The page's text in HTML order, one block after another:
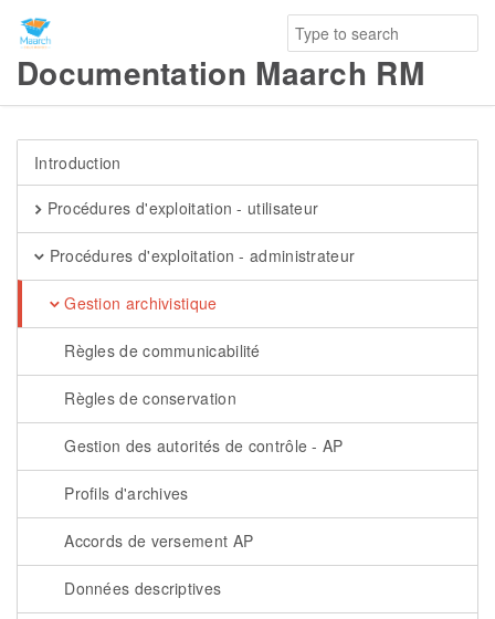
Documentation Maarch RM
Introduction
Procédures d'exploitation - utilisateur
Procédures d'exploitation - administrateur
Gestion archivistique
Règles de communicabilité
Règles de conservation
Gestion des autorités de contrôle - AP
Profils d'archives
Accords de versement AP
Données descriptives